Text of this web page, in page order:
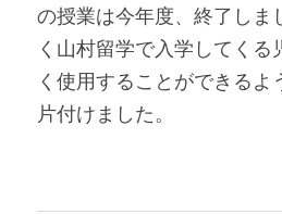
の授業は今年度、終了しま
く山村留学で入学してくる
く使用することができるよ
片付けました。